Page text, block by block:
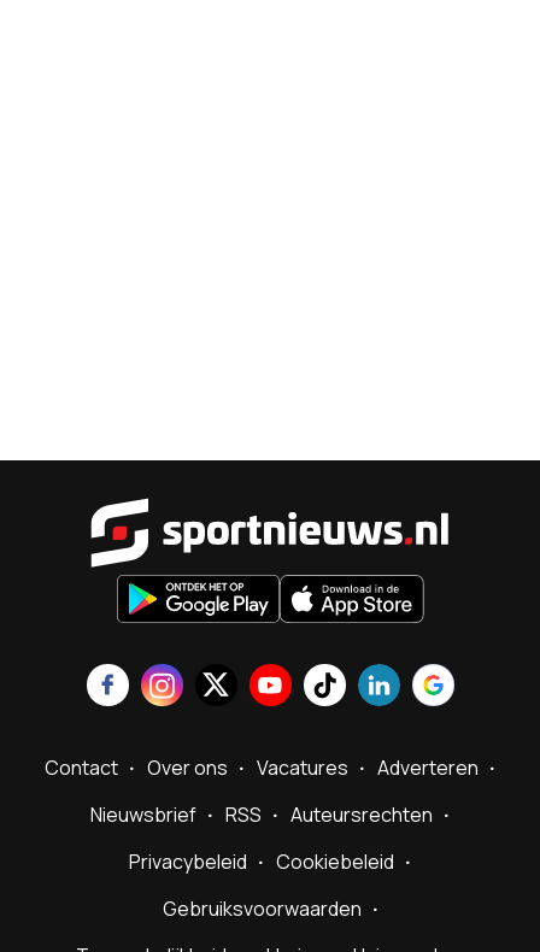
Contact Over ons Vacatures
Adverteren
Nieuwsbrief
RSS
Auteursrechten
Privacybeleid
Cookiebeleid
Gebruiksvoorwaarden